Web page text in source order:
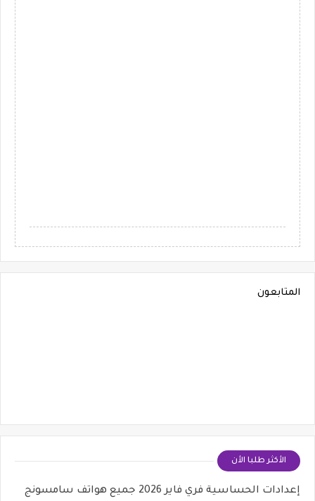
المتابعون
الأكثر طلبا الأن
إعدادات الحساسية فري فاير 2026 جميع هواتف سامسونج